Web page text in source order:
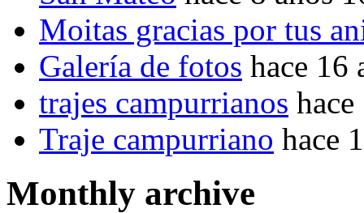
Moitas gracias por tus
Galería de fotos hace 16
trajes campurrianos
Traje campurriano hace
Monthly archive